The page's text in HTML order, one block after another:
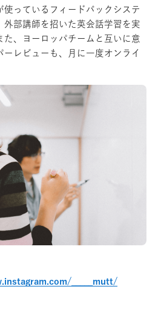
使っているフィードバックシステ
外部講師を招いた英会話学習を実
た、ヨーロッパチームと互いに意
ーレビューも、月に一度オンライ
_____mutt/